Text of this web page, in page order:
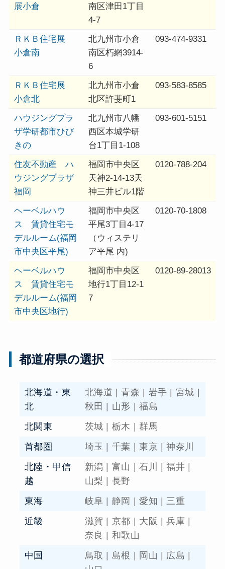
展小倉
南区津田1丁目
4-7
ＲＫＢ住宅展
小倉南
北九州市小倉
南区朽網3914-
6
093-474-9331
ＲＫＢ住宅展
小倉北
北九州市小倉
北区許斐町1
093-583-8585
ハウジングプラ
ザ学研都市ひび
きの
北九州市八幡
西区本城学研
台1丁目1-108
093-601-5151
住友不動産 ハ
ウジングプラザ
福岡
福岡市中央区
天神2-14-13天
神三井ビル1階
0120-788-204
ヘーベルハウ
ス 賃貸住宅モ
デルルーム(福岡
市中央区平尾)
福岡市中央区
平尾3丁目4-17
（ウィステリ
ア平尾 内)
0120-70-1808
ヘーベルハウ
ス 賃貸住宅モ
デルルーム(福岡
市中央区地行)
福岡市中央区
地行1丁目12-1
7
0120-89-28013
都道府県の選択
北海道・東
北
北海道 |青森 岩手 宮城
秋田
山形
福島
北関東
茨城 栃木
群馬
首都圏
埼玉 千葉 東京 |神奈川
北陸・甲信
越
新潟 富山 石川 |福井
山梨
長野
東海
岐阜 静岡 愛知 |三重
近畿
滋賀 京都 大阪 |兵庫
奈良
和歌山
中国
鳥取 島根 岡山 広島